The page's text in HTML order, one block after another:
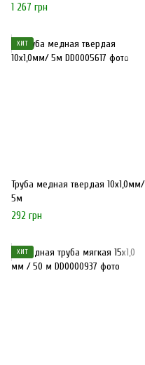
1 267 грн
ХИТ
Труба медная твердая 10х1,0мм/
5м
292 грн
ХИТ